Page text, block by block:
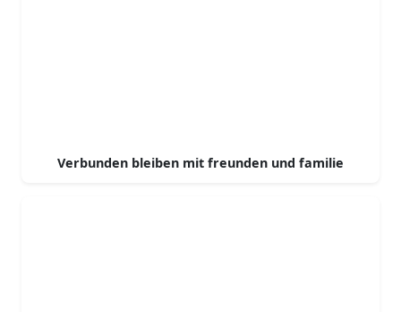
Verbunden bleiben mit freunden und familie